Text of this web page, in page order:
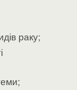
раку;